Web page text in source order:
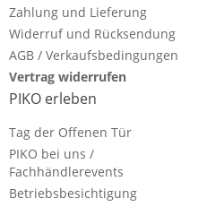
Zahlung und Lieferung
Widerruf und Rücksendung
AGB / Verkaufsbedingungen
Vertrag widerrufen
PIKO erleben
Tag der Offenen Tür
PIKO bei uns /
Fachhändlerevents
Betriebsbesichtigung